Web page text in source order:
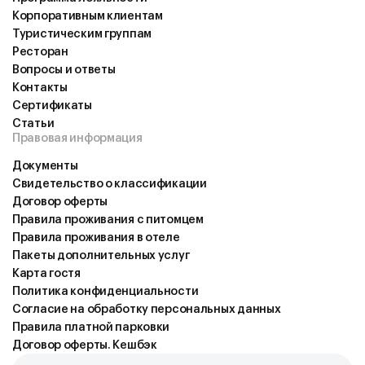
Корпоративным клиентам
Туристическим группам
Ресторан
Вопросы и ответы
Контакты
Cертификаты
Статьи
Правовая информация
Документы
Свидетельство о классификации
Договор оферты
Правила проживания с питомцем
Правила проживания в отеле
Пакеты дополнительных услуг
Карта гостя
Политика конфиденциальности
Согласие на обработку персональных данных
Правила платной парковки
Договор оферты. Кешбэк